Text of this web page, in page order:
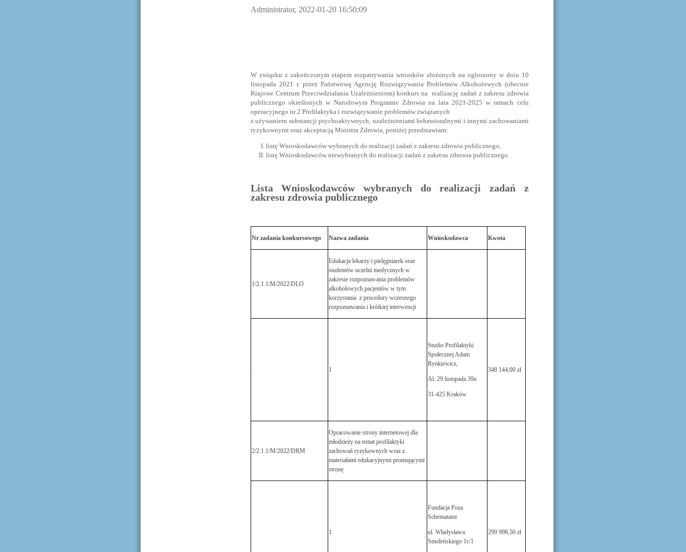
Administrator, 2022-01-20 16:50:09
W związku z zakończonym etapem rozpatrywania wniosków złożonych na ogłoszony w dniu 10
listopada 2021 r. przez Państwową Agencję Rozwiązywania Problemów Alkoholowych (obecnie
Krajowe Centrum Przeciwdziałania Uzależnieniom) konkurs na realizację zadań z zakresu zdrowia
publicznego określonych w Narodowym Programie Zdrowia na lata 2021-2025 w ramach celu
operacyjnego nr 2 Profilaktyka i rozwiązywanie problemów związanych
z używaniem substancji psychoaktywnych, uzależnieniami behawioralnymi i innymi zachowaniami
ryzykownymi oraz akceptacją Ministra Zdrowia, poniżej przedstawiam:
listę Wnioskodawców wybranych do realizacji zadań z zakresu zdrowia publicznego,
listę Wnioskodawców niewybranych do realizacji zadań z zakresu zdrowia publicznego.
Lista Wnioskodawców wybranych do realizacji zadań z
zakresu zdrowia publicznego
Nr zadania konkursowego Nazwa zadania Wnioskodawca Kwota
1/2.1.1/M/2022/DLO
Edukacja lekarzy i pielęgniarek oraz
studentów uczelni medycznych w
zakresie rozpoznawania problemów
alkoholowych pacjentów w tym
korzystania z procedury wczesnego
rozpoznawania i krótkiej interwencji
. 1
Studio Profilaktyki
Społecznej Adam
Rynkiewicz,
Al. 29 listopada 39a
31-425 Kraków
348 144,00 zł
2/2.1.1/M/2022/DRM
Opracowanie strony internetowej dla
młodzieży na temat profilaktyki
zachowań ryzykownych wraz z
materiałami edukacyjnymi promującymi
stronę
1.
Fundacja Poza
Schematami
ul. Władysława
Smoleńskiego 1c/1
299 998,50 zł